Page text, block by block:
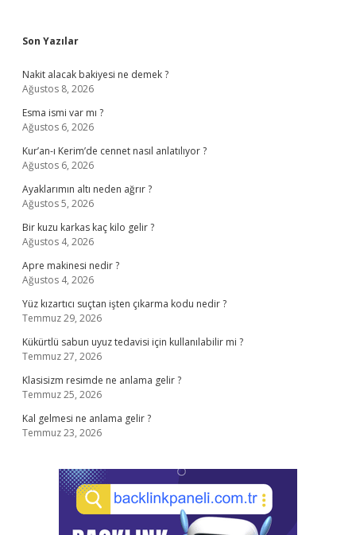
Sidebar
Son Yazılar
Nakit alacak bakiyesi ne demek ?
Ağustos 8, 2026
Esma ismi var mı ?
Ağustos 6, 2026
Kur’an-ı Kerim’de cennet nasıl anlatılıyor ?
Ağustos 6, 2026
Ayaklarımın altı neden ağrır ?
Ağustos 5, 2026
Bir kuzu karkas kaç kilo gelir ?
Ağustos 4, 2026
Apre makinesi nedir ?
Ağustos 4, 2026
Yüz kızartıcı suçtan işten çıkarma kodu nedir ?
Temmuz 29, 2026
Kükürtlü sabun uyuz tedavisi için kullanılabilir mi ?
Temmuz 27, 2026
Klasisizm resimde ne anlama gelir ?
Temmuz 25, 2026
Kal gelmesi ne anlama gelir ?
Temmuz 23, 2026